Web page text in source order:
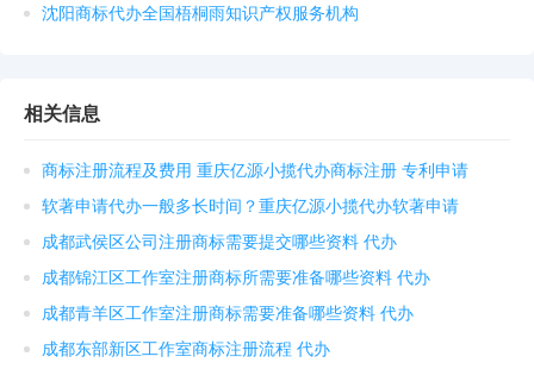
沈阳商标代办全国梧桐雨知识产权服务机构
相关信息
商标注册流程及费用 重庆亿源小揽代办商标注册 专利申请
软著申请代办一般多长时间？重庆亿源小揽代办软著申请
成都武侯区公司注册商标需要提交哪些资料 代办
成都锦江区工作室注册商标所需要准备哪些资料 代办
成都青羊区工作室注册商标需要准备哪些资料 代办
成都东部新区工作室商标注册流程 代办